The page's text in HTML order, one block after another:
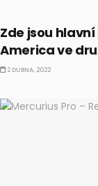
Zde jsou
America ve
2 DUBNA, 2022